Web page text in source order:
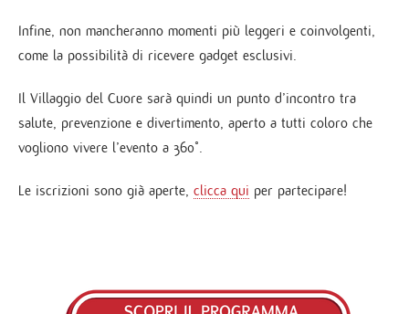
Infine, non mancheranno momenti più leggeri e coinvolgenti,
come la possibilità di ricevere gadget esclusivi.
Il Villaggio del Cuore sarà quindi un punto d’incontro tra
salute, prevenzione e divertimento, aperto a tutti coloro che
vogliono vivere l’evento a 360°.
Le iscrizioni sono già aperte, clicca qui per partecipare!